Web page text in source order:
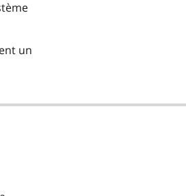
un